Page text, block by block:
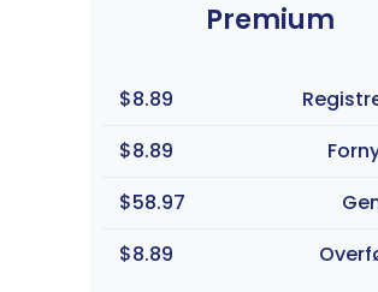
Premium
$8.89
$8.89
$58.97
$8.89